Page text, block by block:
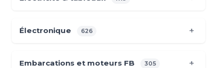
Électronique 626
Embarcations et moteurs FB 305